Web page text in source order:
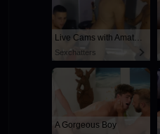
Live Cams with Amateur Men
Sexchatters
A Gorgeous Boy